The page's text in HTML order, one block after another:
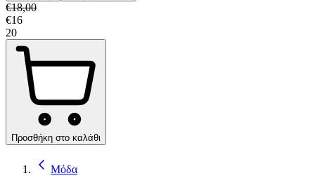
€18,00
€16
20
Προσθήκη στο καλάθι
Μόδα